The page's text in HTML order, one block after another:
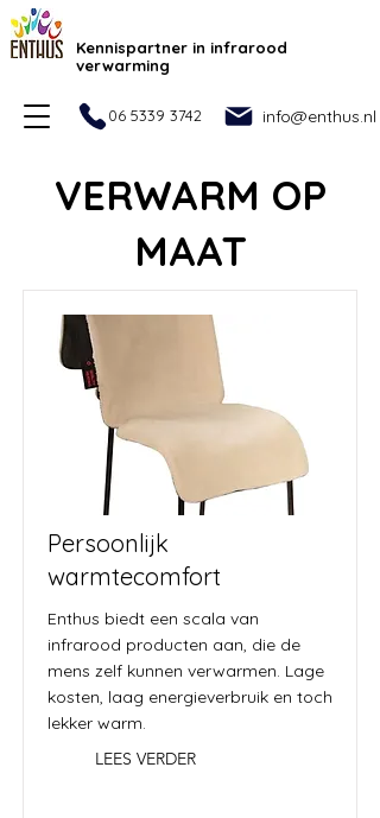
Kennispartner in infrarood
verwarming
06 5339 3742 info@enthus.nl
VERWARM OP
MAAT
Persoonlijk
warmtecomfort
Enthus biedt een scala van
infrarood producten aan, die de
mens zelf kunnen verwarmen. Lage
kosten, laag energieverbruik en toch
lekker warm.
LEES VERDER